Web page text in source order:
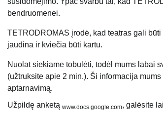
bendruomenei.
TETRODROMAS įrodė, kad teatras gali
jaudina ir kviečia būti kartu.
Nuolat siekiame tobulėti, todėl mums labai
(užtruksite apie 2 min.). Ši informacija
aptarnavimą.
Užpildę anketą www.docs.google.com, galėsite